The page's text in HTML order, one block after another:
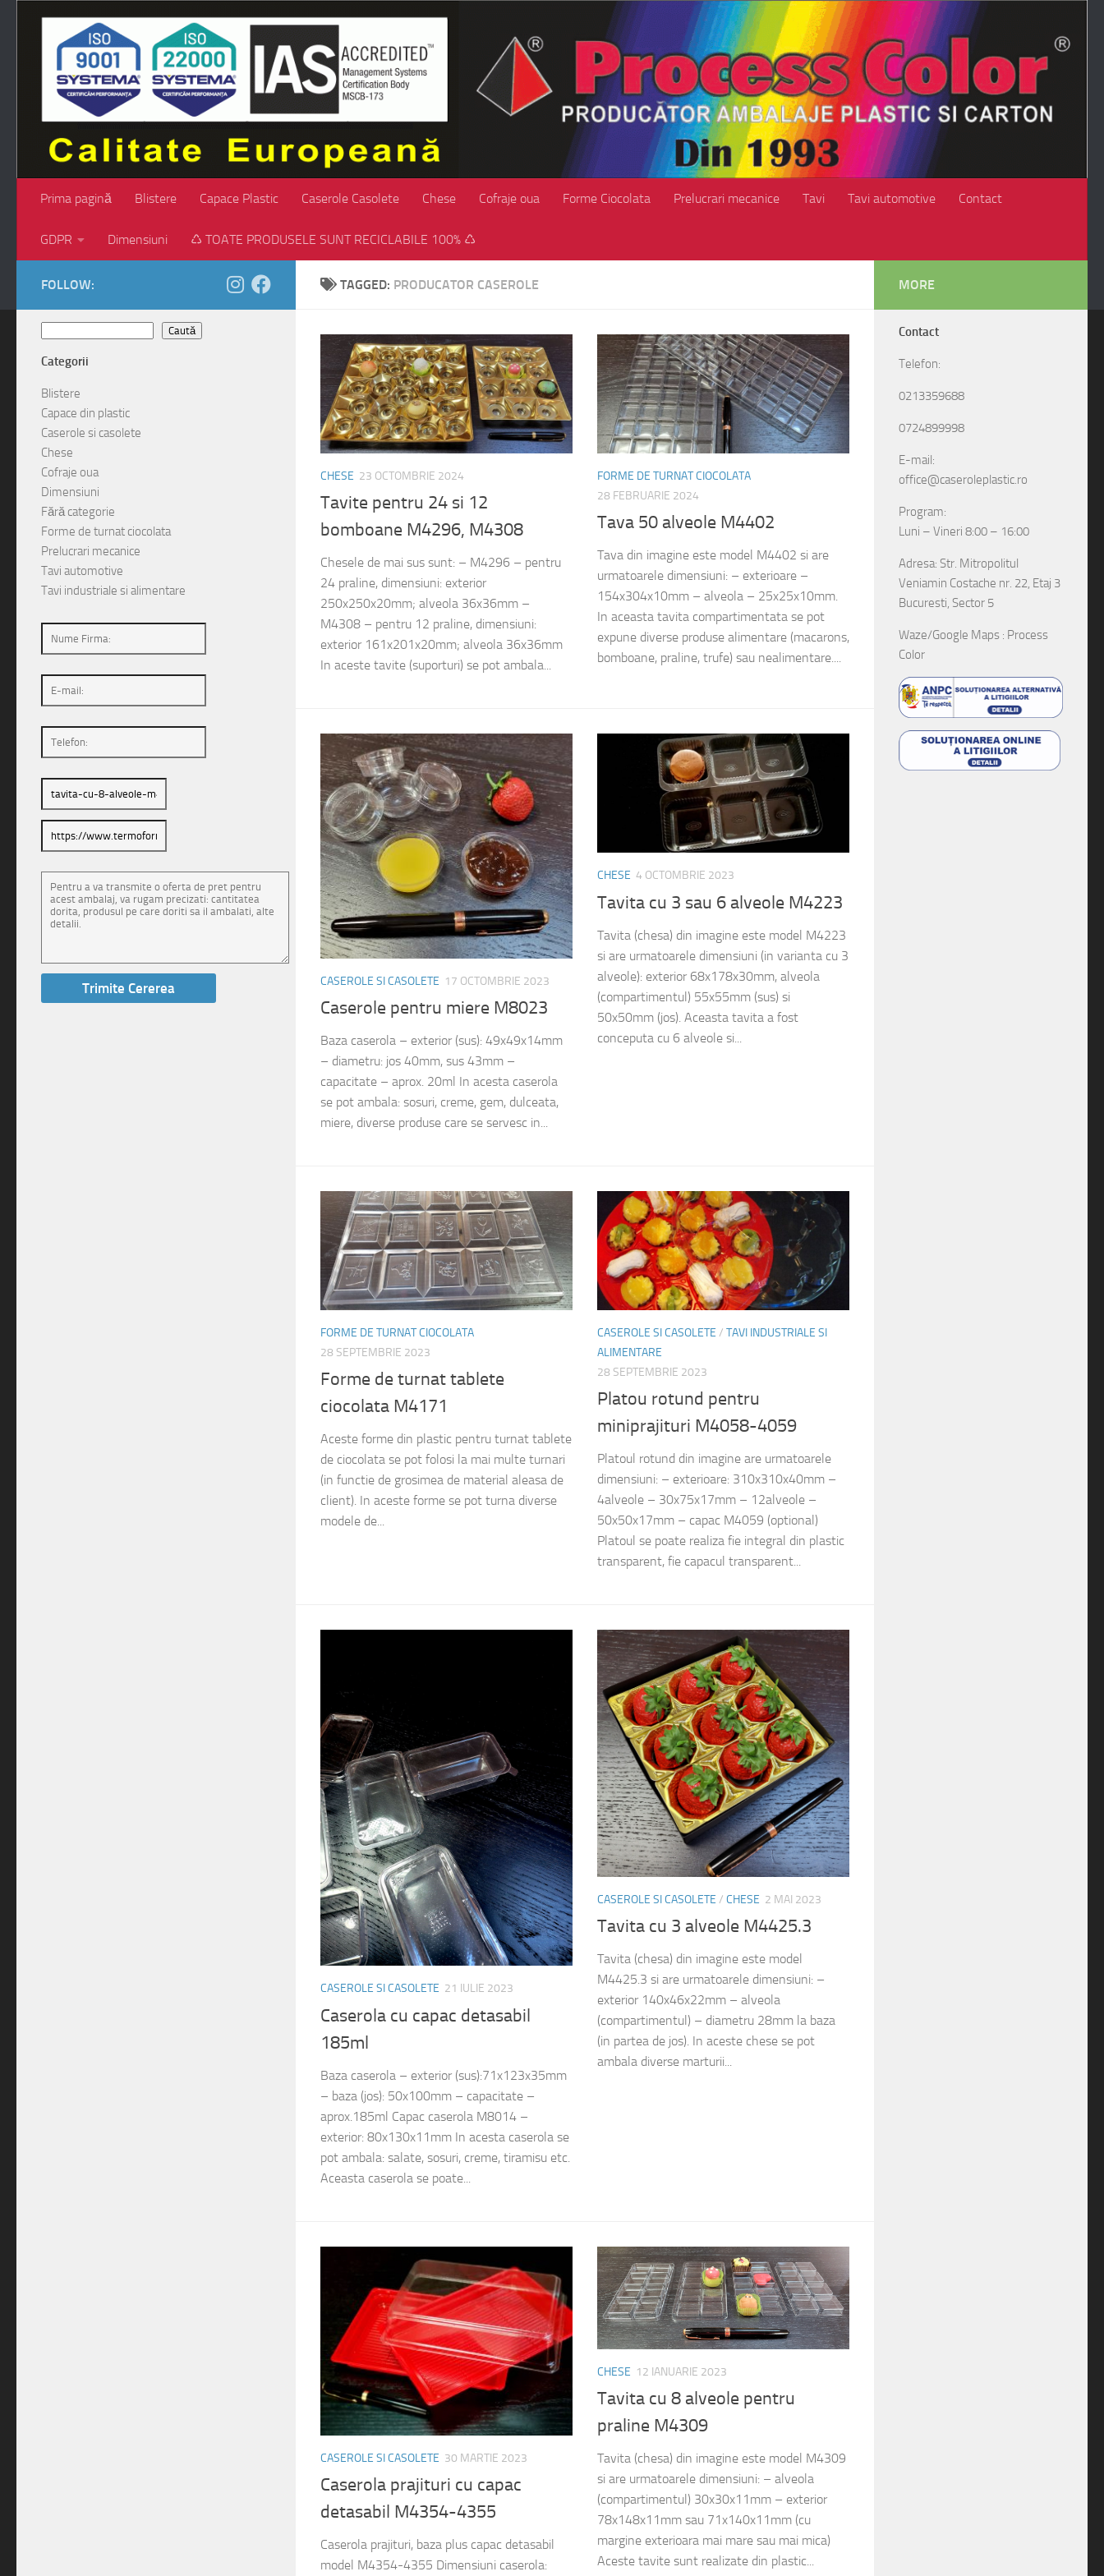
Skip to content
Prima pagină Blistere Capace Plastic Caserole Casolete Chese Cofraje oua Forme Ciocolata Prelucrari mecanice Tavi Tavi automotive Contact
GDPR Dimensiuni ♺ TOATE PRODUSELE SUNT RECICLABILE 100% ♺
TAGGED: PRODUCATOR CASEROLE
CHESE 23 OCTOMBRIE 2024
Tavite pentru 24 si 12
bomboane M4296, M4308
Chesele de mai sus sunt: – M4296 – pentru
24 praline, dimensiuni: exterior
250x250x20mm; alveola 36x36mm –
M4308 – pentru 12 praline, dimensiuni:
exterior 161x201x20mm; alveola 36x36mm
In aceste tavite (suporturi) se pot ambala...
FORME DE TURNAT CIOCOLATA
28 FEBRUARIE 2024
Tava 50 alveole M4402
Tava din imagine este model M4402 si are
urmatoarele dimensiuni: – exterioare –
154x304x10mm – alveola – 25x25x10mm.
In aceasta tavita compartimentata se pot
expune diverse produse alimentare (macarons,
bomboane, praline, trufe) sau nealimentare....
CASEROLE SI CASOLETE 17 OCTOMBRIE 2023
Caserole pentru miere M8023
Baza caserola – exterior (sus): 49x49x14mm
– diametru: jos 40mm, sus 43mm –
capacitate – aprox. 20ml In acesta caserola
se pot ambala: sosuri, creme, gem, dulceata,
miere, diverse produse care se servesc in...
CHESE 4 OCTOMBRIE 2023
Tavita cu 3 sau 6 alveole M4223
Tavita (chesa) din imagine este model M4223
si are urmatoarele dimensiuni (in varianta cu 3
alveole): exterior 68x178x30mm, alveola
(compartimentul) 55x55mm (sus) si
50x50mm (jos). Aceasta tavita a fost
conceputa cu 6 alveole si...
FORME DE TURNAT CIOCOLATA
28 SEPTEMBRIE 2023
Forme de turnat tablete
ciocolata M4171
Aceste forme din plastic pentru turnat tablete
de ciocolata se pot folosi la mai multe turnari
(in functie de grosimea de material aleasa de
client). In aceste forme se pot turna diverse
modele de...
CASEROLE SI CASOLETE / TAVI INDUSTRIALE SI
ALIMENTARE
28 SEPTEMBRIE 2023
Platou rotund pentru
miniprajituri M4058-4059
Platoul rotund din imagine are urmatoarele
dimensiuni: – exterioare: 310x310x40mm –
4alveole – 30x75x17mm – 12alveole –
50x50x17mm – capac M4059 (optional)
Platoul se poate realiza fie integral din plastic
transparent, fie capacul transparent...
CASEROLE SI CASOLETE 21 IULIE 2023
Caserola cu capac detasabil
185ml
Baza caserola – exterior (sus):71x123x35mm
– baza (jos): 50x100mm – capacitate –
aprox.185ml Capac caserola M8014 –
exterior: 80x130x11mm In acesta caserola se
pot ambala: salate, sosuri, creme, tiramisu etc.
Aceasta caserola se poate...
CASEROLE SI CASOLETE / CHESE 2 MAI 2023
Tavita cu 3 alveole M4425.3
Tavita (chesa) din imagine este model
M4425.3 si are urmatoarele dimensiuni: –
exterior 140x46x22mm – alveola
(compartimentul) – diametru 28mm la baza
(in partea de jos). In aceste chese se pot
ambala diverse marturii...
CASEROLE SI CASOLETE 30 MARTIE 2023
Caserola prajituri cu capac
detasabil M4354-4355
Caserola prajituri, baza plus capac detasabil
model M4354-4355 Dimensiuni caserola:
CHESE 12 IANUARIE 2023
Tavita cu 8 alveole pentru
praline M4309
Tavita (chesa) din imagine este model M4309
si are urmatoarele dimensiuni: – alveola
(compartimentul) 30x30x11mm – exterior
78x148x11mm sau 71x140x11mm (cu
margine exterioara mai mare sau mai mica)
Aceste tavite sunt realizate din plastic...
FOLLOW:
Caută
Categorii
Blistere
Capace din plastic
Caserole si casolete
Chese
Cofraje oua
Dimensiuni
Fără categorie
Forme de turnat ciocolata
Prelucrari mecanice
Tavi automotive
Tavi industriale si alimentare
MORE
Contact
Telefon:
0213359688
0724899998
E-mail:
office@caseroleplastic.ro
Program:
Luni – Vineri 8:00 – 16:00
Adresa: Str. Mitropolitul
Veniamin Costache nr. 22, Etaj 3
Bucuresti, Sector 5
Waze/Google Maps : Process
Color